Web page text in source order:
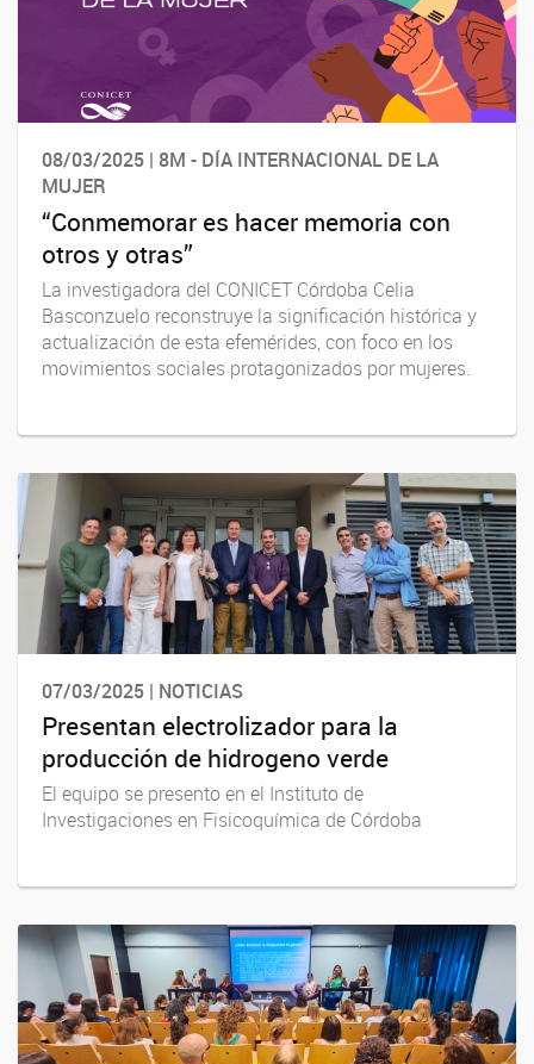
08/03/2025 | 8M - DÍA INTERNACIONAL DE LA
MUJER
“Conmemorar es hacer memoria con
otros y otras”
La investigadora del CONICET Córdoba Celia
Basconzuelo reconstruye la significación histórica y
actualización de esta efemérides, con foco en los
movimientos sociales protagonizados por mujeres.
07/03/2025 | NOTICIAS
Presentan electrolizador para la
producción de hidrogeno verde
El equipo se presento en el Instituto de
Investigaciones en Fisicoquímica de Córdoba